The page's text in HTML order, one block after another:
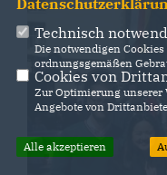
Technisch
Die notwendigen
ordnungsgemäßen
Cookies von
Zur Optimierung unserer
Angebote von
Alle akzeptieren